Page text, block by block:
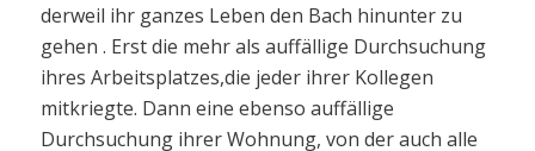
derweil ihr ganzes Leben den Bach hinunter zu
gehen . Erst die mehr als auffällige Durchsuchung
ihres Arbeitsplatzes,die jeder ihrer Kollegen
mitkriegte. Dann eine ebenso auffällige
Durchsuchung ihrer Wohnung, von der auch alle